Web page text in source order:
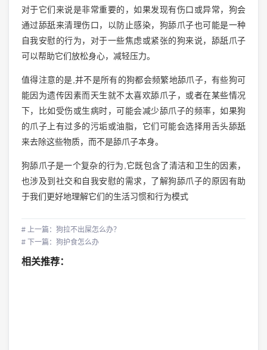
对于它们来说是非常重要的，如果发现有伤口或异常，狗会
通过舔舐来清理伤口，以防止感染，狗舔爪子也可能是一种
自我安慰的行为，对于一些焦虑或紧张的狗来说，舔舐爪子
可以帮助它们放松身心，减轻压力。
值得注意的是,并不是所有的狗都会频繁地舔爪子，有些狗可
能因为遗传因素而天生就不太喜欢舔爪子，或者在某些情况
下，比如受伤或生病时，可能会减少舔爪子的频率，如果狗
的爪子上有过多的污垢或油脂，它们可能会选择用舌头舔舐
来去除这些物质，而不是舔爪子本身。
狗舔爪子是一个复杂的行为,它既包含了清洁和卫生的因素，
也涉及到社交和自我安慰的需求，了解狗舔爪子的原因有助
于我们更好地理解它们的生活习惯和行为模式
# 上一篇：狗拉不出屎怎么办？
# 下一篇：狗护食怎么办
相关推荐：